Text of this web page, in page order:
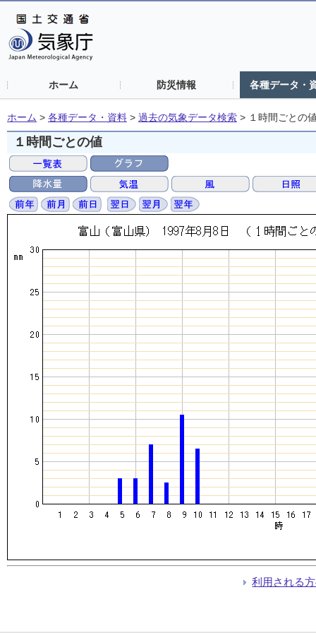
ホーム 防災情報 各種データ・
ホーム > 各種データ・資料 > 過去の気象データ検索 > １時間ごとの
１時間ごとの値
利用される